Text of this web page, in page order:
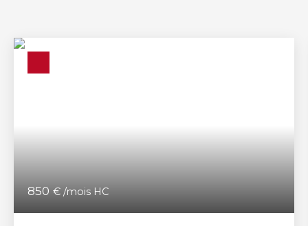
850 € /mois HC